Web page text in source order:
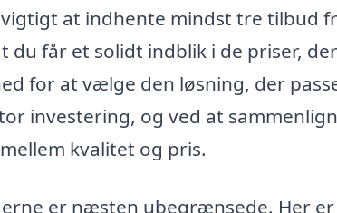
at indhente mindst tre tilbud
får et solidt indblik i de priser, der
for at vælge den løsning, der
investering, og ved at
kvalitet og pris.
er næsten ubegrænsede. Her er